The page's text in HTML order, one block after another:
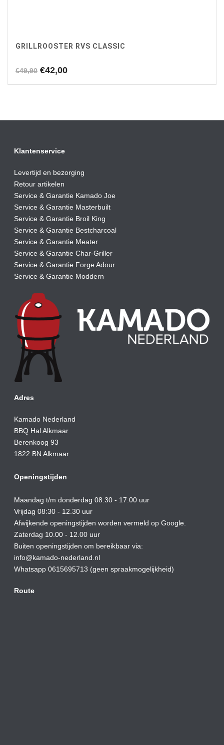
GRILLROOSTER RVS CLASSIC
€49,90 Oorspronkelijke
€42,00Huidige
Klantenservice
Levertijd en bezorging
Retour artikelen
Service & Garantie Kamado Joe
Service & Garantie Masterbuilt
Service & Garantie Broil King
Service & Garantie Bestcharcoal
Service & Garantie Meater
Service & Garantie Char-Griller
Service & Garantie Forge Adour
Service & Garantie Moddern
Adres
Kamado Nederland
BBQ Hal Alkmaar
Berenkoog 93
1822 BN Alkmaar
Openingstijden
Maandag t/m donderdag 08.30 - 17.00 uur
Vrijdag 08:30 - 12.30 uur
Afwijkende openingstijden worden vermeld op Google.
Zaterdag 10.00 - 12.00 uur
Buiten openingstijden om bereikbaar via:
info@kamado-nederland.nl
Whatsapp 0615695713 (geen spraakmogelijkheid)
Route